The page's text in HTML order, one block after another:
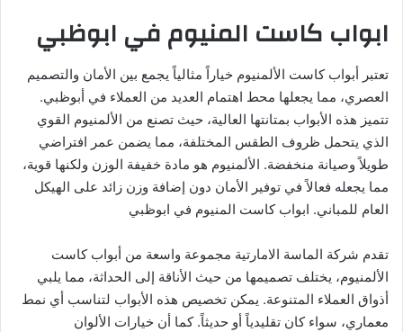
ابواب كاست المنيوم في ابوظبي
تعتبر أبواب كاست الألمنيوم خياراً مثالياً يجمع بين الأمان والتصميم
العصري، مما يجعلها محط اهتمام العديد من العملاء في أبوظبي.
تتميز هذه الأبواب بمتانتها العالية، حيث تصنع من الألمنيوم القوي
الذي يتحمل ظروف الطقس المختلفة، مما يضمن عمر افتراضي
طويلاً وصيانة منخفضة. الألمنيوم هو مادة خفيفة الوزن ولكنها قوية،
مما يجعله فعالاً في توفير الأمان دون إضافة وزن زائد على الهيكل
العام للمباني. ابواب كاست المنيوم في ابوظبي
تقدم شركة الماسة الامارتية مجموعة واسعة من أبواب كاست
الألمنيوم، يختلف تصميمها من حيث الأناقة إلى الحداثة، مما يلبي
أذواق العملاء المتنوعة. يمكن تخصيص هذه الأبواب لتناسب أي نمط
معماري، سواء كان تقليدياً أو حديثاً. كما أن خيارات الألوان